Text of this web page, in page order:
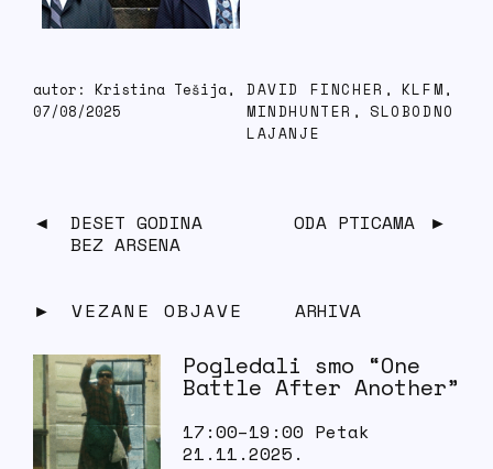
autor: Kristina Tešija,
07/08/2025
DAVID FINCHER , KLFM ,
MINDHUNTER , SLOBODNO
LAJANJE
DESET GODINA
BEZ ARSENA
ODA PTICAMA
VEZANE OBJAVE ARHIVA
Pogledali smo “One
Battle After Another”
17:00–19:00 Petak
21.11.2025.